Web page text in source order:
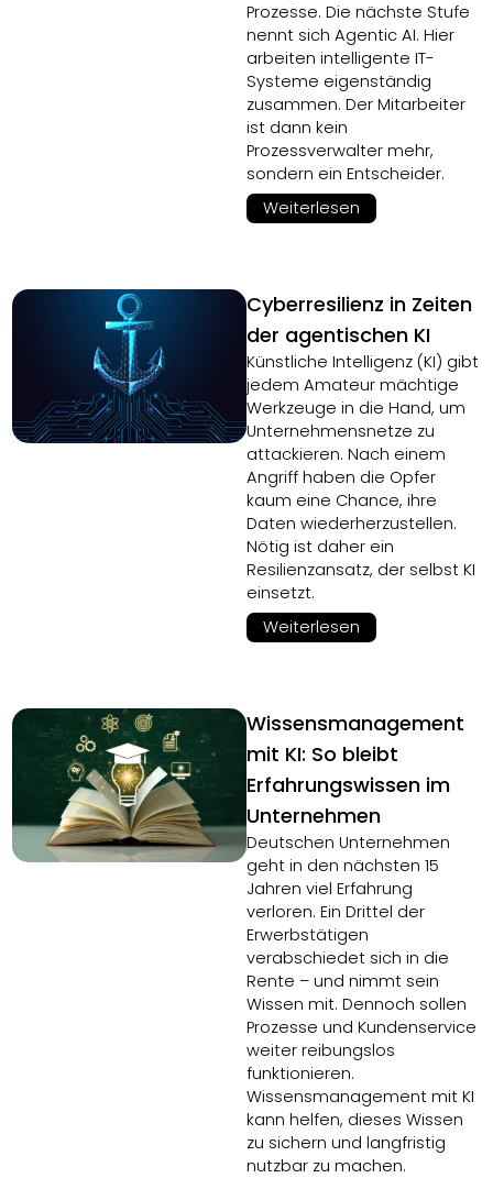
Prozesse. Die nächste Stufe
nennt sich Agentic AI. Hier
arbeiten intelligente IT-
Systeme eigenständig
zusammen. Der Mitarbeiter
ist dann kein
Prozessverwalter mehr,
sondern ein Entscheider.
Weiterlesen
Cyberresilienz in Zeiten
der agentischen KI
Künstliche Intelligenz (KI) gibt
jedem Amateur mächtige
Werkzeuge in die Hand, um
Unternehmensnetze zu
attackieren. Nach einem
Angriff haben die Opfer
kaum eine Chance, ihre
Daten wiederherzustellen.
Nötig ist daher ein
Resilienzansatz, der selbst KI
einsetzt.
Weiterlesen
Wissensmanagement
mit KI: So bleibt
Erfahrungswissen im
Unternehmen
Deutschen Unternehmen
geht in den nächsten 15
Jahren viel Erfahrung
verloren. Ein Drittel der
Erwerbstätigen
verabschiedet sich in die
Rente – und nimmt sein
Wissen mit. Dennoch sollen
Prozesse und Kundenservice
weiter reibungslos
funktionieren.
Wissensmanagement mit KI
kann helfen, dieses Wissen
zu sichern und langfristig
nutzbar zu machen.